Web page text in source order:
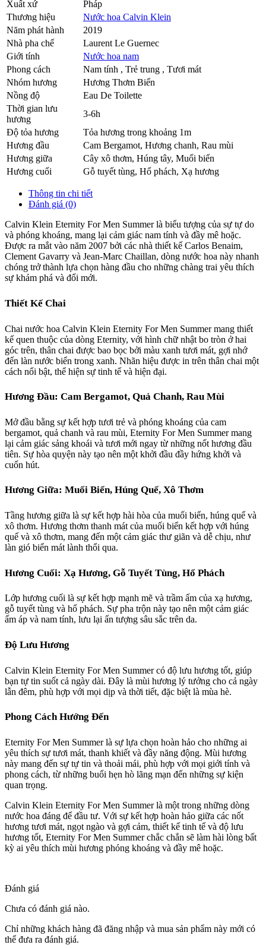
Xuất xứ
Pháp
Thương hiệu
Nước hoa Calvin Klein
Năm phát hành
2019
Nhà pha chế
Laurent Le Guernec
Giới tính
Nước hoa nam
Phong cách
Nam tính , Trẻ trung , Tươi mát
Nhóm hương
Hương Thơm Biển
Nồng độ
Eau De Toilette
Thời gian lưu
hương
3-6h
Độ tỏa hương
Tỏa hương trong khoảng 1m
Hương đầu
Cam Bergamot, Hương chanh, Rau mùi
Hương giữa
Cây xô thơm, Húng tây, Muối biển
Hương cuối
Gỗ tuyết tùng, Hổ phách, Xạ hương
Thông tin chi tiết
Đánh giá (0)
Calvin Klein Eternity For Men Summer là biểu tượng của sự tự do
và phóng khoáng, mang lại cảm giác nam tính và đầy mê hoặc.
Được ra mắt vào năm 2007 bởi các nhà thiết kế Carlos Benaim,
Clement Gavarry và Jean-Marc Chaillan, dòng nước hoa này nhanh
chóng trở thành lựa chọn hàng đầu cho những chàng trai yêu thích
sự khám phá và đổi mới.
Thiết Kế Chai
Chai nước hoa Calvin Klein Eternity For Men Summer mang thiết
kế quen thuộc của dòng Eternity, với hình chữ nhật bo tròn ở hai
góc trên, thân chai được bao bọc bởi màu xanh tươi mát, gợi nhớ
đến làn nước biển trong xanh. Nhãn hiệu được in trên thân chai một
cách nổi bật, thể hiện sự tinh tế và hiện đại.
Hương Đầu: Cam Bergamot, Quả Chanh, Rau Mùi
Mở đầu bằng sự kết hợp tươi trẻ và phóng khoáng của cam
bergamot, quả chanh và rau mùi, Eternity For Men Summer mang
lại cảm giác sảng khoái và tươi mới ngay từ những nốt hương đầu
tiên. Sự hòa quyện này tạo nên một khởi đầu đầy hứng khởi và
cuốn hút.
Hương Giữa: Muối Biển, Húng Quế, Xô Thơm
Tầng hương giữa là sự kết hợp hài hòa của muối biển, húng quế và
xô thơm. Hương thơm thanh mát của muối biển kết hợp với húng
quế và xô thơm, mang đến một cảm giác thư giãn và dễ chịu, như
làn gió biển mát lành thổi qua.
Hương Cuối: Xạ Hương, Gỗ Tuyết Tùng, Hổ Phách
Lớp hương cuối là sự kết hợp mạnh mẽ và trầm ấm của xạ hương,
gỗ tuyết tùng và hổ phách. Sự pha trộn này tạo nên một cảm giác
ấm áp và nam tính, lưu lại ấn tượng sâu sắc trên da.
Độ Lưu Hương
Calvin Klein Eternity For Men Summer có độ lưu hương tốt, giúp
bạn tự tin suốt cả ngày dài. Đây là mùi hương lý tưởng cho cả ngày
lẫn đêm, phù hợp với mọi dịp và thời tiết, đặc biệt là mùa hè.
Phong Cách Hướng Đến
Eternity For Men Summer là sự lựa chọn hoàn hảo cho những ai
yêu thích sự tươi mát, thanh khiết và đầy năng động. Mùi hương
này mang đến sự tự tin và thoải mái, phù hợp với mọi giới tính và
phong cách, từ những buổi hẹn hò lãng mạn đến những sự kiện
quan trọng.
Calvin Klein Eternity For Men Summer là một trong những dòng
nước hoa đáng để đầu tư. Với sự kết hợp hoàn hảo giữa các nốt
hương tươi mát, ngọt ngào và gợi cảm, thiết kế tinh tế và độ lưu
hương tốt, Eternity For Men Summer chắc chắn sẽ làm hài lòng bất
kỳ ai yêu thích mùi hương phóng khoáng và đầy mê hoặc.
Đánh giá
Chưa có đánh giá nào.
Chỉ những khách hàng đã đăng nhập và mua sản phẩm này mới có
thể đưa ra đánh giá.